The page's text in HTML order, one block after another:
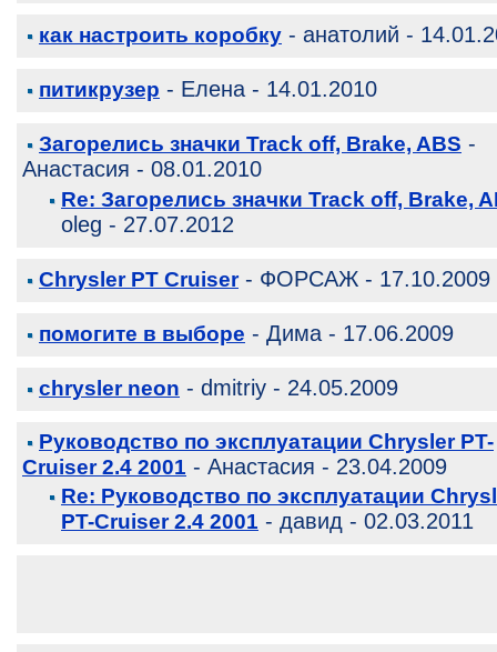
как настроить коробку - анатолий -
питикрузер - Елена - 14.01.2010
Загорелись значки Track off, Brake, ABS -
Анастасия - 08.01.2010
Re: Загорелись значки Track off, Brake,
oleg - 27.07.2012
Chrysler PT Cruiser- ФОРСАЖ - 17.10.2009
помогите в выборе - Дима - 17.06.2009
chrysler neon - dmitriy - 24.05.2009
Руководство по эксплуатации Chrysler PT-
Cruiser 2.4 2001 - Анастасия - 23.04.2009
Re: Руководство по эксплуатации
PT-Cruiser 2.4 2001 - давид - 02.03.2011